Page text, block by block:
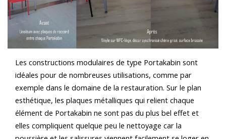
Les constructions modulaires de type Portakabin sont
idéales pour de nombreuses utilisations, comme par
exemple dans le domaine de la restauration. Sur le plan
esthétique, les plaques métalliques qui relient chaque
élément de Portakabin ne sont pas du plus bel effet et
elles compliquent quelque peu le nettoyage car la